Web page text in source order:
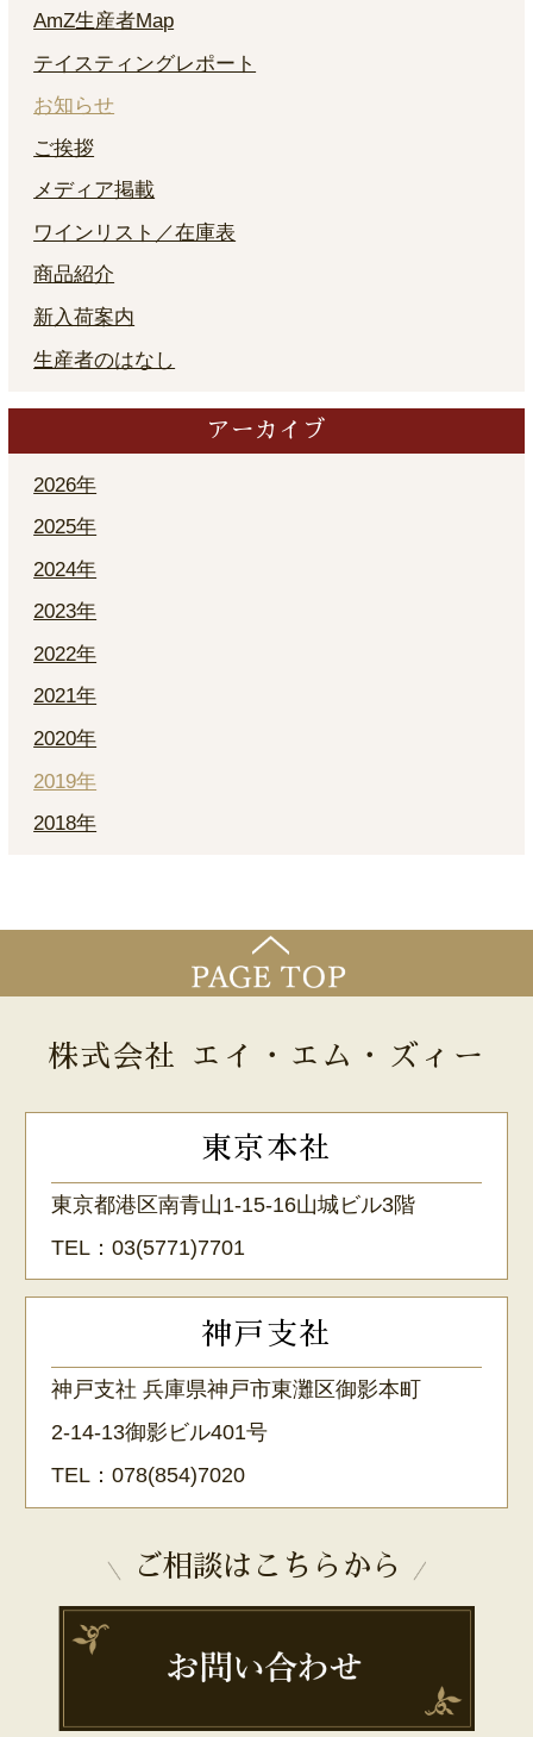
AmZ生産者Map
テイスティングレポート
お知らせ
ご挨拶
メディア掲載
ワインリスト／在庫表
商品紹介
新入荷案内
生産者のはなし
アーカイブ
2026年
2025年
2024年
2023年
2022年
2021年
2020年
2019年
2018年
株式会社 エイ・エム・ズィー
東京本社
東京都港区南青山1-15-16山城ビル3階
TEL：03(5771)7701
神戸支社
神戸支社 兵庫県神戸市東灘区御影本町
2-14-13御影ビル401号
TEL：078(854)7020
ご相談はこちらから